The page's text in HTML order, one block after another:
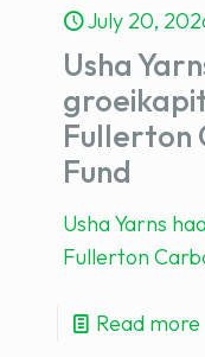
July 20,
Usha
Fullerton
Fund
Usha Yarns
Fullerton
Read more